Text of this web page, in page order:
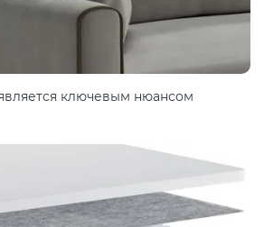
ключевым нюансом